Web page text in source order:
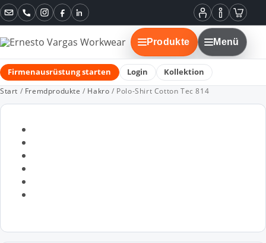
Mein
Konto
Informationen
Instagram
FacebookLinkedIn
Produkte Menü
Firmenausrüstung starten Login Kollektion
Start / Fremdprodukte / Hakro / Polo-Shirt Cotton Tec 814